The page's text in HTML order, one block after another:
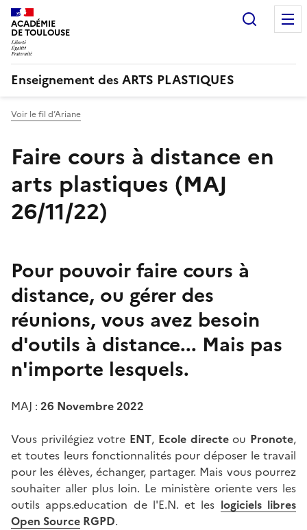
ACADÉMIE
DE TOULOUSE
Enseignement des ARTS PLASTIQUES
Voir le fil d’Ariane
Faire cours à distance en
arts plastiques (MAJ
26/11/22)
Pour pouvoir faire cours à
distance, ou gérer des
réunions, vous avez besoin
d'outils à distance... Mais pas
n'importe lesquels.
MAJ : 26 Novembre 2022
Vous privilégiez votre ENT, Ecole directeou Pronote,
et toutes leurs fonctionnalités pour déposer le travail
pour les élèves, échanger, partager. Mais vous pourrez
souhaiter aller plus loin. Le ministère oriente vers les
outils apps.education de l'E.N. et les logiciels libres
Open Source RGPD.